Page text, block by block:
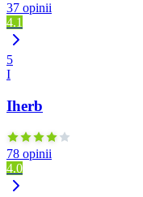
37 opinii
4.1
5
I
Iherb
78 opinii
4.0